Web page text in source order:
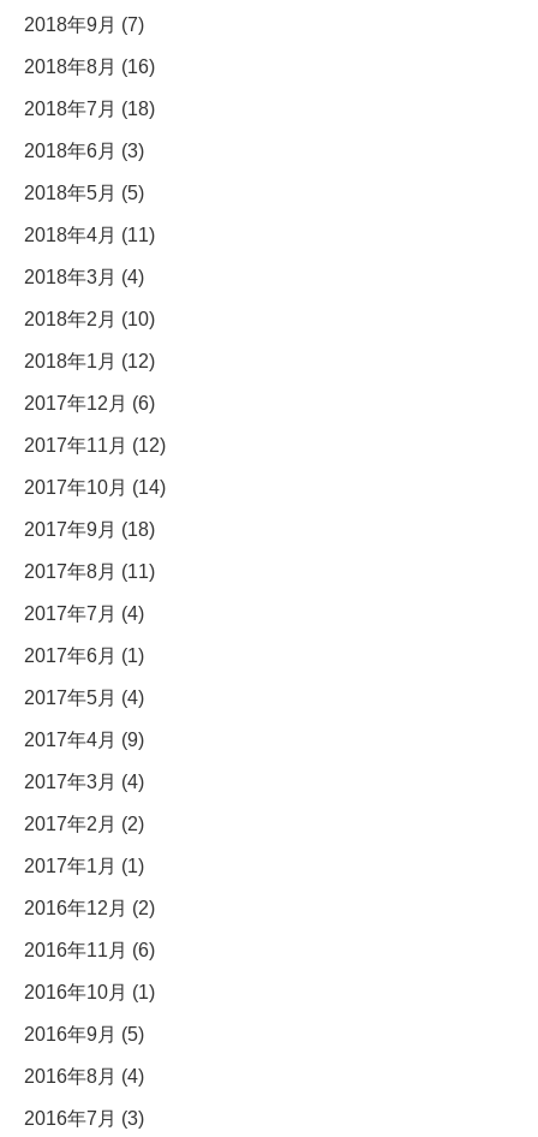
2018年9月 (7)
2018年8月 (16)
2018年7月 (18)
2018年6月 (3)
2018年5月 (5)
2018年4月 (11)
2018年3月 (4)
2018年2月 (10)
2018年1月 (12)
2017年12月 (6)
2017年11月 (12)
2017年10月 (14)
2017年9月 (18)
2017年8月 (11)
2017年7月 (4)
2017年6月 (1)
2017年5月 (4)
2017年4月 (9)
2017年3月 (4)
2017年2月 (2)
2017年1月 (1)
2016年12月 (2)
2016年11月 (6)
2016年10月 (1)
2016年9月 (5)
2016年8月 (4)
2016年7月 (3)